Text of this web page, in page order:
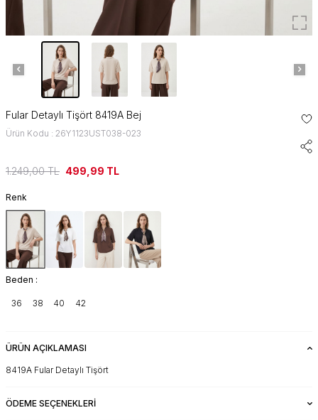
Fular Detaylı Tişört 8419A Bej
Ürün Kodu : 26Y1123UST038-023
1.249,00TL 499,99 TL
Renk
Beden :
36 38 40 42
ÜRÜN AÇIKLAMASI
8419A Fular Detaylı Tişört
ÖDEME SEÇENEKLERI